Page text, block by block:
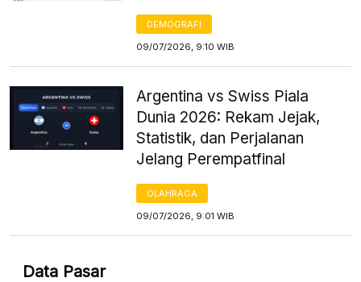
DEMOGRAFI
09/07/2026, 9:10 WIB
Argentina vs Swiss Piala
Dunia 2026: Rekam Jejak,
Statistik, dan Perjalanan
Jelang Perempatfinal
OLAHRAGA
09/07/2026, 9:01 WIB
Data Pasar